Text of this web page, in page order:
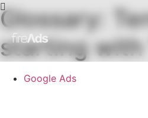
Glossary:
starting with
Google Ads